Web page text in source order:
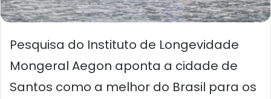
Pesquisa do Instituto de Longevidade
Mongeral Aegon aponta a cidade de
Santos como a melhor do Brasil para os